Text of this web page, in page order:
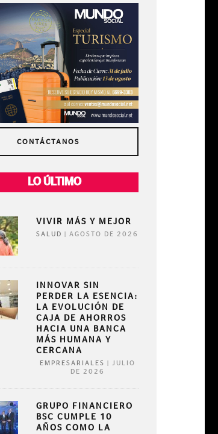
CONTÁCTANOS
LO ÚLTIMO
VIVIR MÁS Y MEJOR
SALUD AGOSTO DE 2026
INNOVAR SIN
PERDER LA ESENCIA:
LA EVOLUCIÓN DE
CAJA DE AHORROS
HACIA UNA BANCA
MÁS HUMANA Y
CERCANA
EMPRESARIALES
JULIO
DE 2026
GRUPO FINANCIERO
BSC CUMPLE 10
AÑOS COMO LA